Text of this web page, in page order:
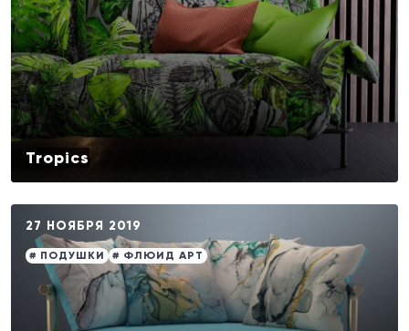
Tropics
27 НОЯБРЯ 2019
# ПОДУШКИ # ФЛЮИД АРТ